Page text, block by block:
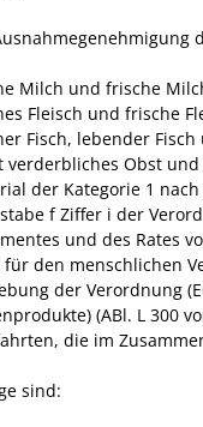
Milch und frische
Fleisch und frische
Fisch, lebender
verderbliches Obst und
der Kategorie 1
f Ziffer i der
und des Rates
für den menschlichen
der Verordnung
(ABl. L 300
die im
sind: